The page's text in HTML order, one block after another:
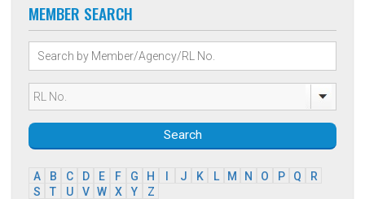
MEMBER SEARCH
Search
A B C D E F G H J K L M N O P Q
R
S
T U V W X Y Z